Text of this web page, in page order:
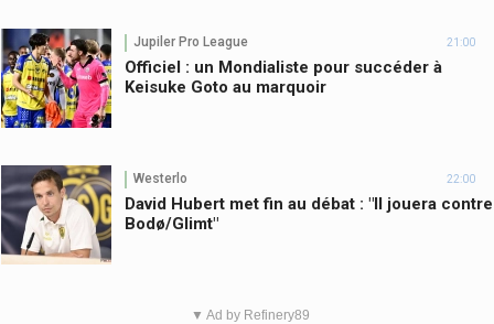
Jupiler Pro League 21:00
Officiel : un Mondialiste pour succéder à
Keisuke Goto au marquoir
Westerlo 22:00
David Hubert met fin au débat : "Il jouera contre
Bodø/Glimt"
▼ Ad by Refinery89